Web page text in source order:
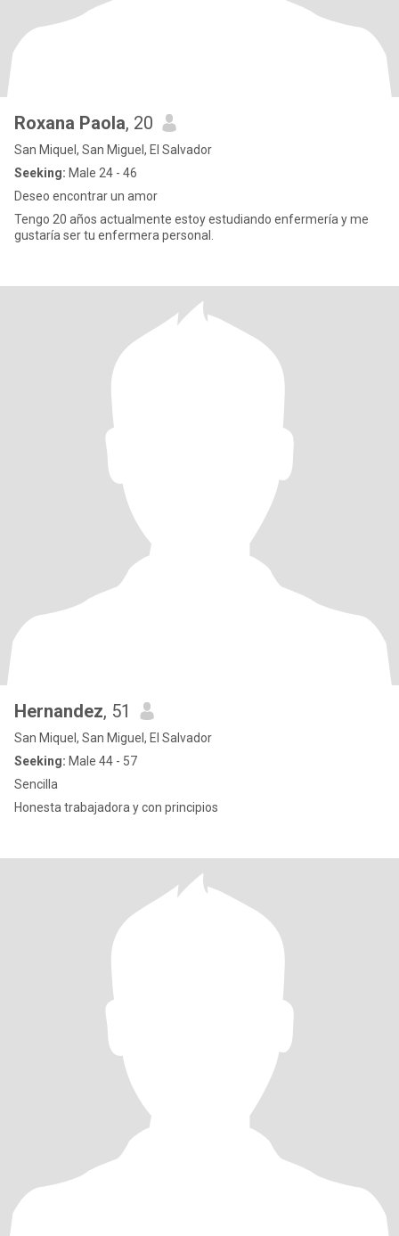
Roxana Paola, 20
San Miquel, San Miguel, El Salvador
Seeking: Male 24 - 46
Deseo encontrar un amor
Tengo 20 años actualmente estoy estudiando enfermería y me
gustaría ser tu enfermera personal.
Hernandez, 51
San Miquel, San Miguel, El Salvador
Seeking: Male 44 - 57
Sencilla
Honesta trabajadora y con principios